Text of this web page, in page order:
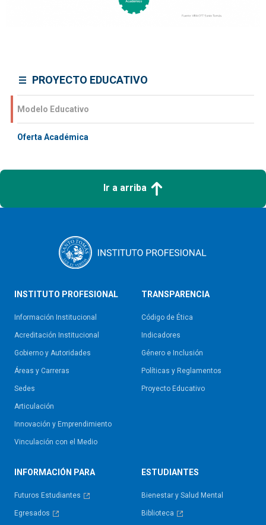
PROYECTO EDUCATIVO
Modelo Educativo
Oferta Académica
Ir a arriba
INSTITUTO PROFESIONAL
Información Institucional
Acreditación Institucional
Gobierno y Autoridades​
Áreas y Carreras
Sedes
Articulación
Innovación y Emprendimiento
Vinculación con el Medio
TRANSPARENCIA
Código de Ética
Indicadores
Género e Inclusión
Políticas y Reglamentos​
Proyecto Educativo
INFORMACIÓN PARA
Futuros Estudiantes
Egresados
ESTUDIANTES
Bienestar y Salud Mental
Biblioteca